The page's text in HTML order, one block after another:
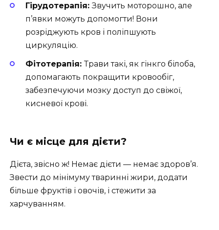
Гірудотерапія:Звучить моторошно, але
п’явки можуть допомогти! Вони
розріджують кров і поліпшують
циркуляцію.
Фітотерапія:Трави такі, як гінкго білоба,
допомагають покращити кровообіг,
забезпечуючи мозку доступ до свіжої,
кисневої крові.
Чи є місце для дієти?
Дієта, звісно ж! Немає дієти — немає здоров’я.
Звести до мінімуму тваринні жири, додати
більше фруктів і овочів, і стежити за
харчуванням.